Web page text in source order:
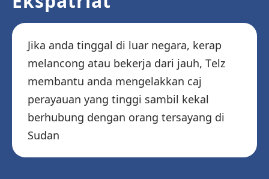
Jika anda tinggal di luar negara, kerap
melancong atau bekerja dari jauh, Telz
membantu anda mengelakkan caj
perayauan yang tinggi sambil kekal
berhubung dengan orang tersayang di
Sudan